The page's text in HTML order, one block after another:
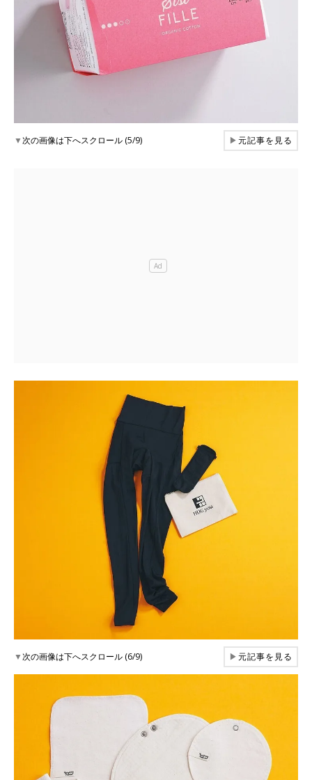
▼次の画像は下へスクロール (5/9) ▶元記事を見る
▼次の画像は下へスクロール (6/9) ▶元記事を見る